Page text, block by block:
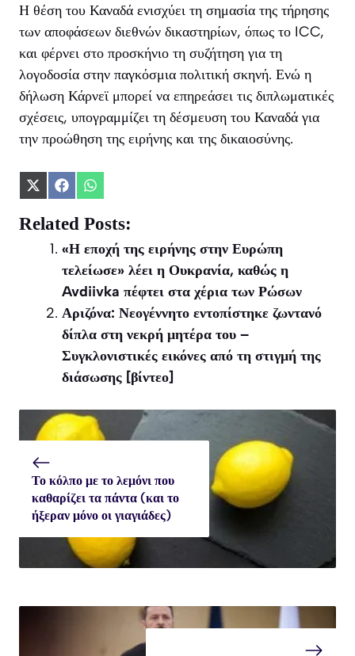
Η θέση του Καναδά ενισχύει τη σημασία της τήρησης
των αποφάσεων διεθνών δικαστηρίων, όπως το ICC,
και φέρνει στο προσκήνιο τη συζήτηση για τη
λογοδοσία στην παγκόσμια πολιτική σκηνή. Ενώ η
δήλωση Κάρνεϊ μπορεί να επηρεάσει τις διπλωματικές
σχέσεις, υπογραμμίζει τη δέσμευση του Καναδά για
την προώθηση της ειρήνης και της δικαιοσύνης.
Share
X
(Twitter)
Share
Facebook
Share
WhatsApp
Related Posts:
«Η εποχή της ειρήνης στην Ευρώπη
τελείωσε» λέει η Ουκρανία, καθώς η
Avdiivka πέφτει στα χέρια των Ρώσων
Αριζόνα: Νεογέννητο εντοπίστηκε ζωντανό
δίπλα στη νεκρή μητέρα του –
Συγκλονιστικές εικόνες από τη στιγμή της
διάσωσης [βίντεο]
Το κόλπο με το λεμόνι που
καθαρίζει τα πάντα (και το
ήξεραν μόνο οι γιαγιάδες)